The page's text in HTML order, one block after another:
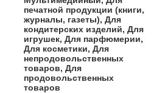
печатной продукции (книги,
журналы, газеты), Для
кондитерских изделий, Для
игрушек, Для парфюмерии,
Для косметики, Для
непродовольственных
товаров, Для
продовольственных
товаров